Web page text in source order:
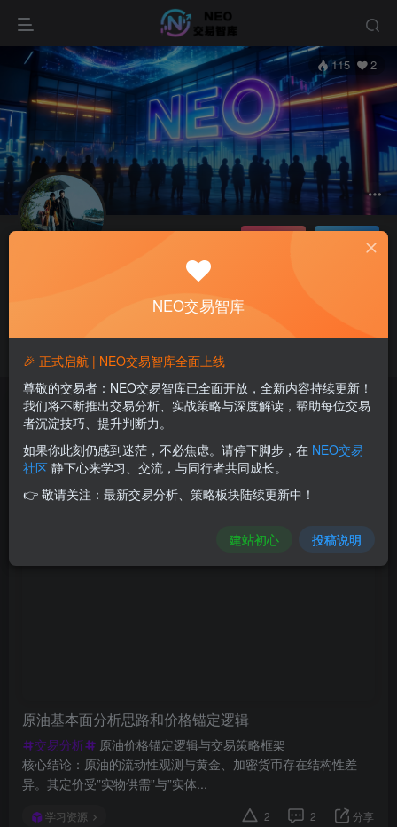
115 2
已加入NEO115天 总消费：0
这家伙很懒，什么都没有写...
文章0 收藏0 评论 1 版块 0 帖子2 粉丝 2
发布 2
原油基本面分析思路和价格锚定逻辑
交易分析
原油价格锚定逻辑与交易策略框架
核心结论：原油的流动性观测与黄金、加密货币存在结构性差
异。其定价受”实物供需”与”实体...
学习资源 2 2 分享
NEO交易智库
🎉 正式启航 | NEO交易智库全面上线
尊敬的交易者：NEO交易智库已全面开放，全新内容持续更新！
我们将不断推出交易分析、实战策略与深度解读，帮助每位交易
者沉淀技巧、提升判断力。
如果你此刻仍感到迷茫，不必焦虑。请停下脚步，在 NEO交易
社区 静下心来学习、交流，与同行者共同成长。
👉 敬请关注：最新交易分析、策略板块陆续更新中！
建站初心 投稿说明